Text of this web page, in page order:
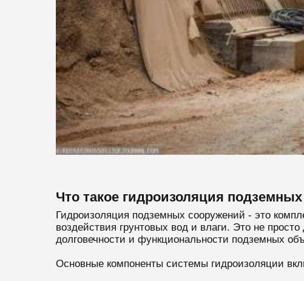
Что такое гидроизоляция
Гидроизоляция подземных сооружений - это
воздействия грунтовых вод и влаги. Это не
долговечности и функциональности подземных
Основные компоненты системы гидроизоляции